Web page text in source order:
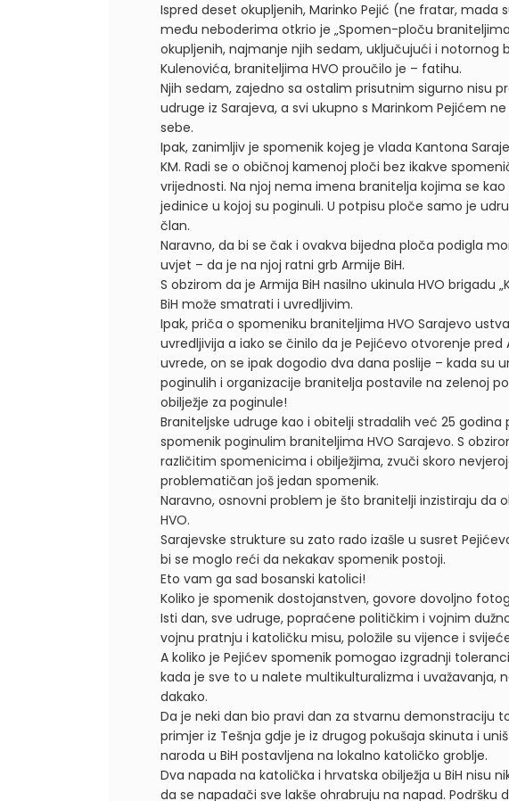
Ispred deset okupljenih, Marinko Pejić (ne fratar, mada
među neboderima otkrio je „Spomen-ploču braniteljima
okupljenih, najmanje njih sedam, uključujući i notornog
Kulenovića, braniteljima HVO proučilo je – fatihu.
Njih sedam, zajedno sa ostalim prisutnim sigurno nisu
udruge iz Sarajeva, a svi ukupno s Marinkom Pejićem
sebe.
Ipak, zanimljiv je spomenik kojeg je vlada Kantona
KM. Radi se o običnoj kamenoj ploči bez ikakve
vrijednosti. Na njoj nema imena branitelja kojima se
jedinice u kojoj su poginuli. U potpisu ploče samo je
član.
Naravno, da bi se čak i ovakva bijedna ploča podigla
uvjet – da je na njoj ratni grb Armije BiH.
S obzirom da je Armija BiH nasilno ukinula HVO brigadu
BiH može smatrati i uvredljivim.
Ipak, priča o spomeniku braniteljima HVO Sarajevo
uvredljivija a iako se činilo da je Pejićevo otvorenje
uvrede, on se ipak dogodio dva dana poslije – kada su
poginulih i organizacije branitelja postavile na zelenoj
obilježje za poginule!
Braniteljske udruge kao i obitelji stradalih već 25
spomenik poginulim braniteljima HVO Sarajevo. S
različitim spomenicima i obilježjima, zvuči skoro
problematičan još jedan spomenik.
Naravno, osnovni problem je što branitelji inzistiraju da
HVO.
Sarajevske strukture su zato rado izašle u susret
bi se moglo reći da nekakav spomenik postoji.
Eto vam ga sad bosanski katolici!
Koliko je spomenik dostojanstven, govore dovoljno
Isti dan, sve udruge, popraćene političkim i vojnim
vojnu pratnju i katoličku misu, položile su vijence i
A koliko je Pejićev spomenik pomogao izgradnji
kada je sve to u nalete multikulturalizma i uvažavanja,
dakako.
Da je neki dan bio pravi dan za stvarnu demonstraciju
primjer iz Tešnja gdje je iz drugog pokušaja skinuta i
naroda u BiH postavljena na lokalno katoličko groblje.
Dva napada na katolička i hrvatska obilježja u BiH nisu
da se napadači sve lakše ohrabruju na napad. Podršku